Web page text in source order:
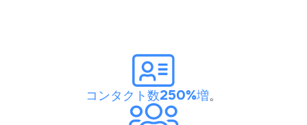
コンタクト数250%増。